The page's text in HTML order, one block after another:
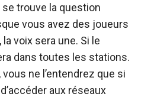
se trouve la question
vous avez des joueurs
voix sera une. Si le
dans toutes les stations.
vous ne l’entendrez que si
aux réseaux